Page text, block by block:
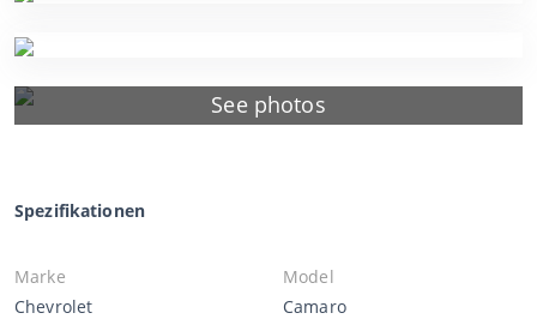
See photos
Spezifikationen
Marke
Chevrolet
Model
Camaro